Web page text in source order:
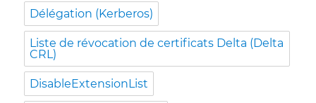
Délégation (Kerberos)
Liste de révocation de certificats Delta (Delta
CRL)
DisableExtensionList